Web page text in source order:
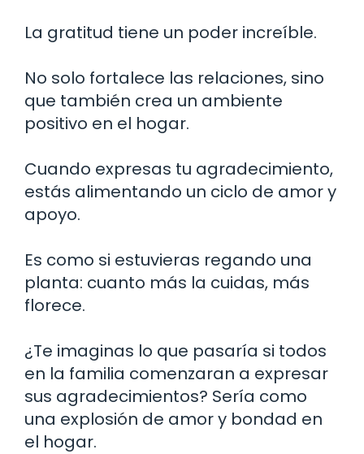
La gratitud tiene un poder increíble.
No solo fortalece las relaciones, sino
que también crea un ambiente
positivo en el hogar.
Cuando expresas tu agradecimiento,
estás alimentando un ciclo de amor y
apoyo.
Es como si estuvieras regando una
planta: cuanto más la cuidas, más
florece.
¿Te imaginas lo que pasaría si todos
en la familia comenzaran a expresar
sus agradecimientos? Sería como
una explosión de amor y bondad en
el hogar.